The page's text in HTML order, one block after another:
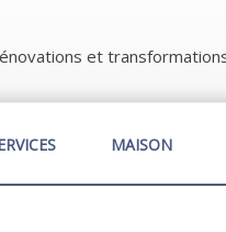
et
MAISON